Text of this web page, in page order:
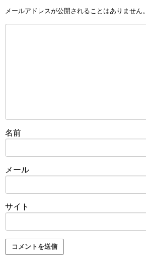
メールアドレスが公開されることはありません。
名前
メール
サイト